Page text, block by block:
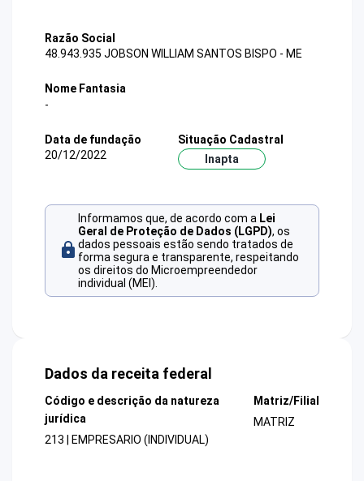
Razão Social
48.943.935 JOBSON WILLIAM SANTOS BISPO - ME
Nome Fantasia
-
Data de fundação
20/12/2022
Situação Cadastral
Inapta
Informamos que, de acordo com a Lei
Geral de Proteção de Dados (LGPD), os
dados pessoais estão sendo tratados de
forma segura e transparente, respeitando
os direitos do Microempreendedor
individual (MEI).
Dados da receita federal
Código e descrição da natureza
jurídica
213 | EMPRESARIO (INDIVIDUAL)
Matriz/Filial
MATRIZ